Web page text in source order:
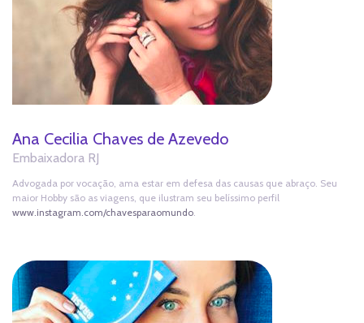
Ana Cecilia Chaves de Azevedo
Embaixadora RJ
Advogada por vocação, ama estar em defesa das causas que abraço. Seu
maior Hobby são as viagens, que ilustram seu belíssimo perfil
www.instagram.com/chavesparaomundo